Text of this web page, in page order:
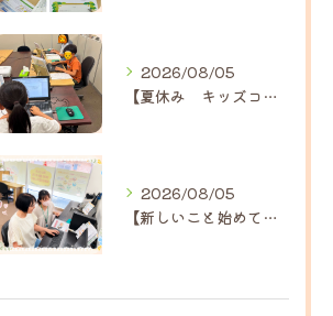
2026/08/05
【夏休み キッズコース】｜ひだまり近江八幡教室
2026/08/05
【新しいこと始めてみませんか？】ひだまり高島教室